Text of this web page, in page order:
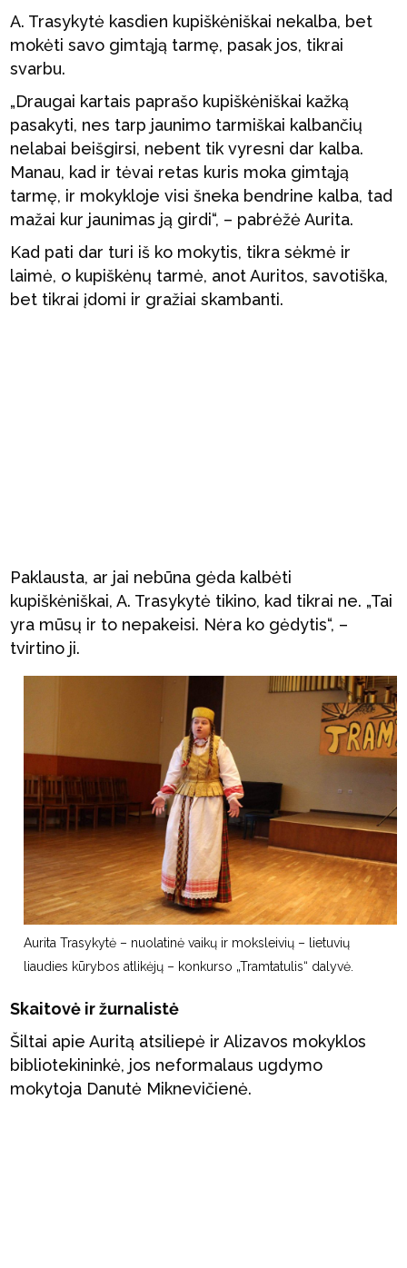
A. Trasykytė kasdien kupiškėniškai nekalba, bet
mokėti savo gimtąją tarmę, pasak jos, tikrai
svarbu.
„Draugai kartais paprašo kupiškėniškai kažką
pasakyti, nes tarp jaunimo tarmiškai kalbančių
nelabai beišgirsi, nebent tik vyresni dar kalba.
Manau, kad ir tėvai retas kuris moka gimtąją
tarmę, ir mokykloje visi šneka bendrine kalba, tad
mažai kur jaunimas ją girdi“, – pabrėžė Aurita.
Kad pati dar turi iš ko mokytis, tikra sėkmė ir
laimė, o kupiškėnų tarmė, anot Auritos, savotiška,
bet tikrai įdomi ir gražiai skambanti.
Paklausta, ar jai nebūna gėda kalbėti
kupiškėniškai, A. Trasykytė tikino, kad tikrai ne. „Tai
yra mūsų ir to nepakeisi. Nėra ko gėdytis“, –
tvirtino ji.
Aurita Trasykytė – nuolatinė vaikų ir moksleivių – lietuvių
liaudies kūrybos atlikėjų – konkurso „Tramtatulis“ dalyvė.
Skaitovė ir žurnalistė
Šiltai apie Auritą atsiliepė ir Alizavos mokyklos
bibliotekininkė, jos neformalaus ugdymo
mokytoja Danutė Miknevičienė.